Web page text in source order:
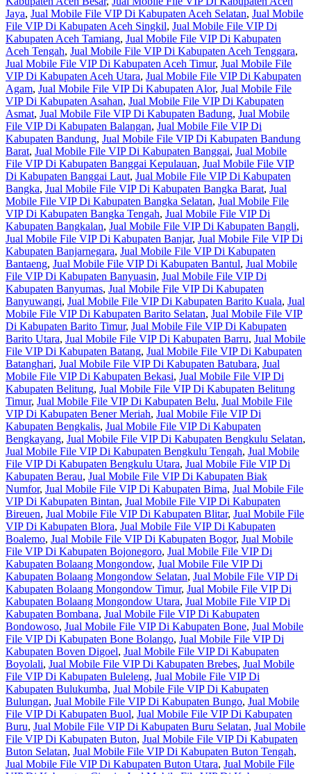
Jaya, Jual Mobile File VIP Di Kabupaten Aceh Selatan, Jual Mobile
File VIP Di Kabupaten Aceh Singkil, Jual Mobile File VIP Di
Kabupaten Aceh Tamiang, Jual Mobile File VIP Di Kabupaten
Aceh Tengah, Jual Mobile File VIP Di Kabupaten Aceh Tenggara,
Jual Mobile File VIP Di Kabupaten Aceh Timur, Jual Mobile File
VIP Di Kabupaten Aceh Utara, Jual Mobile File VIP Di Kabupaten
Agam, Jual Mobile File VIP Di Kabupaten Alor, Jual Mobile File
VIP Di Kabupaten Asahan, Jual Mobile File VIP Di Kabupaten
Asmat, Jual Mobile File VIP Di Kabupaten Badung, Jual Mobile
File VIP Di Kabupaten Balangan, Jual Mobile File VIP Di
Kabupaten Bandung, Jual Mobile File VIP Di Kabupaten Bandung
Barat, Jual Mobile File VIP Di Kabupaten Banggai, Jual Mobile
File VIP Di Kabupaten Banggai Kepulauan, Jual Mobile File VIP
Di Kabupaten Banggai Laut, Jual Mobile File VIP Di Kabupaten
Bangka, Jual Mobile File VIP Di Kabupaten Bangka Barat, Jual
Mobile File VIP Di Kabupaten Bangka Selatan, Jual Mobile File
VIP Di Kabupaten Bangka Tengah, Jual Mobile File VIP Di
Kabupaten Bangkalan, Jual Mobile File VIP Di Kabupaten Bangli,
Jual Mobile File VIP Di Kabupaten Banjar, Jual Mobile File VIP Di
Kabupaten Banjarnegara, Jual Mobile File VIP Di Kabupaten
Bantaeng, Jual Mobile File VIP Di Kabupaten Bantul, Jual Mobile
File VIP Di Kabupaten Banyuasin, Jual Mobile File VIP Di
Kabupaten Banyumas, Jual Mobile File VIP Di Kabupaten
Banyuwangi, Jual Mobile File VIP Di Kabupaten Barito Kuala, Jual
Mobile File VIP Di Kabupaten Barito Selatan, Jual Mobile File VIP
Di Kabupaten Barito Timur, Jual Mobile File VIP Di Kabupaten
Barito Utara, Jual Mobile File VIP Di Kabupaten Barru, Jual Mobile
File VIP Di Kabupaten Batang, Jual Mobile File VIP Di Kabupaten
Batanghari, Jual Mobile File VIP Di Kabupaten Batubara, Jual
Mobile File VIP Di Kabupaten Bekasi, Jual Mobile File VIP Di
Kabupaten Belitung, Jual Mobile File VIP Di Kabupaten Belitung
Timur, Jual Mobile File VIP Di Kabupaten Belu, Jual Mobile File
VIP Di Kabupaten Bener Meriah, Jual Mobile File VIP Di
Kabupaten Bengkalis, Jual Mobile File VIP Di Kabupaten
Bengkayang, Jual Mobile File VIP Di Kabupaten Bengkulu Selatan,
Jual Mobile File VIP Di Kabupaten Bengkulu Tengah, Jual Mobile
File VIP Di Kabupaten Bengkulu Utara, Jual Mobile File VIP Di
Kabupaten Berau, Jual Mobile File VIP Di Kabupaten Biak
Numfor, Jual Mobile File VIP Di Kabupaten Bima, Jual Mobile File
VIP Di Kabupaten Bintan, Jual Mobile File VIP Di Kabupaten
Bireuen, Jual Mobile File VIP Di Kabupaten Blitar, Jual Mobile File
VIP Di Kabupaten Blora, Jual Mobile File VIP Di Kabupaten
Boalemo, Jual Mobile File VIP Di Kabupaten Bogor, Jual Mobile
File VIP Di Kabupaten Bojonegoro, Jual Mobile File VIP Di
Kabupaten Bolaang Mongondow, Jual Mobile File VIP Di
Kabupaten Bolaang Mongondow Selatan, Jual Mobile File VIP Di
Kabupaten Bolaang Mongondow Timur, Jual Mobile File VIP Di
Kabupaten Bolaang Mongondow Utara, Jual Mobile File VIP Di
Kabupaten Bombana, Jual Mobile File VIP Di Kabupaten
Bondowoso, Jual Mobile File VIP Di Kabupaten Bone, Jual Mobile
File VIP Di Kabupaten Bone Bolango, Jual Mobile File VIP Di
Kabupaten Boven Digoel, Jual Mobile File VIP Di Kabupaten
Boyolali, Jual Mobile File VIP Di Kabupaten Brebes, Jual Mobile
File VIP Di Kabupaten Buleleng, Jual Mobile File VIP Di
Kabupaten Bulukumba, Jual Mobile File VIP Di Kabupaten
Bulungan, Jual Mobile File VIP Di Kabupaten Bungo, Jual Mobile
File VIP Di Kabupaten Buol, Jual Mobile File VIP Di Kabupaten
Buru, Jual Mobile File VIP Di Kabupaten Buru Selatan, Jual Mobile
File VIP Di Kabupaten Buton, Jual Mobile File VIP Di Kabupaten
Buton Selatan, Jual Mobile File VIP Di Kabupaten Buton Tengah,
Jual Mobile File VIP Di Kabupaten Buton Utara, Jual Mobile File